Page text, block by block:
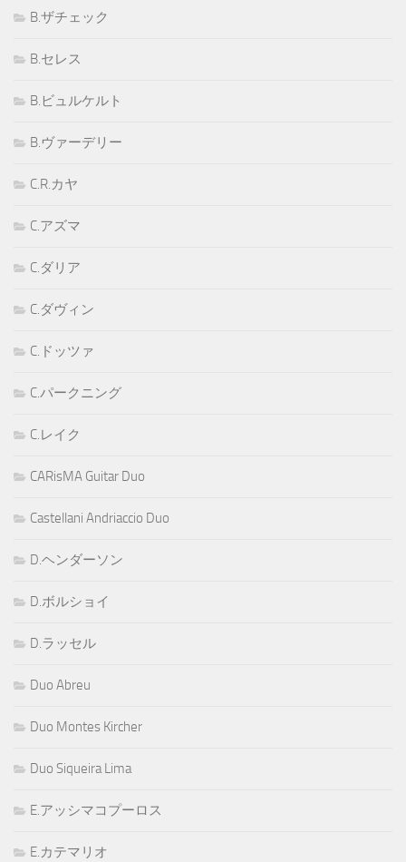
B.ザチェック
B.セレス
B.ビュルケルト
B.ヴァーデリー
C.R.カヤ
C.アズマ
C.ダリア
C.ダヴィン
C.ドッツァ
C.パークニング
C.レイク
CARisMA Guitar Duo
Castellani Andriaccio Duo
D.ヘンダーソン
D.ボルショイ
D.ラッセル
Duo Abreu
Duo Montes Kircher
Duo Siqueira Lima
E.アッシマコプーロス
E.カテマリオ